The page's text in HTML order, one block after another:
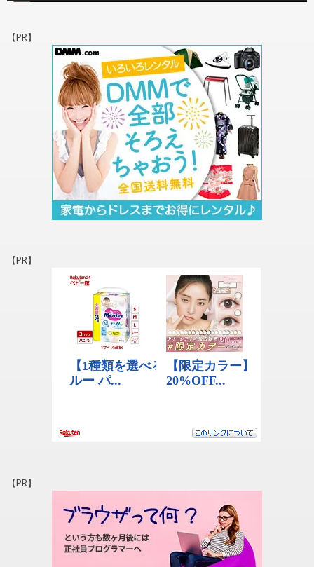
【PR】
【PR】
【PR】